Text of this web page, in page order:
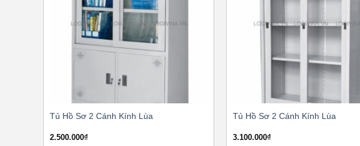
Tủ Hồ Sơ 2 Cánh Kính Lùa
2.500.000₫
Tủ Hồ Sơ 2 Cánh Kính Lùa
3.100.000₫